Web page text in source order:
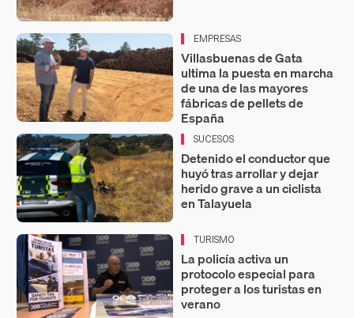
EMPRESAS
Villasbuenas de Gata
ultima la puesta en marcha
de una de las mayores
fábricas de pellets de
España
SUCESOS
Detenido el conductor que
huyó tras arrollar y dejar
herido grave a un ciclista
en Talayuela
TURISMO
La policía activa un
protocolo especial para
proteger a los turistas en
verano